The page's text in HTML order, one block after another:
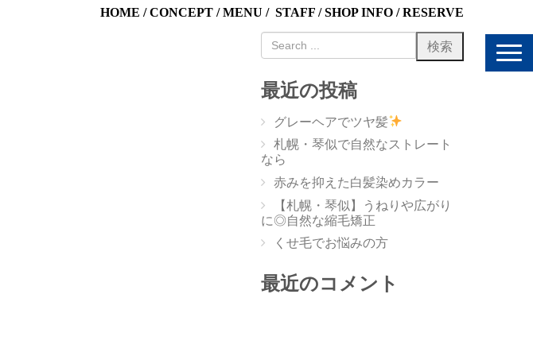
HOME /CONCEPT /MENU / STAFF /SHOP INFO /RESERVE
N
最近の投稿
グレーヘアでツヤ髪
札幌・琴似で自然なストレート
なら
赤みを抑えた白髪染めカラー
【札幌・琴似】うねりや広がり
に◎自然な縮毛矯正
くせ毛でお悩みの方
最近のコメント